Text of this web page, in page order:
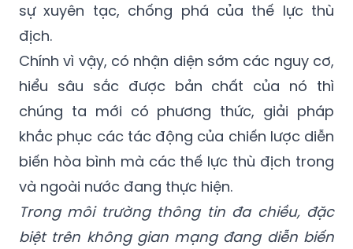
sự xuyên tạc, chống phá của thế lực thù
địch.
Chính vì vậy, có nhận diện sớm các nguy cơ,
hiểu sâu sắc được bản chất của nó thì
chúng ta mới có phương thức, giải pháp
khắc phục các tác động của chiến lược diễn
biến hòa bình mà các thế lực thù địch trong
và ngoài nước đang thực hiện.
Trong môi trường thông tin đa chiều, đặc
biệt trên không gian mạng đang diễn biến